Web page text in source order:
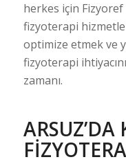
herkes için Fizyoref
fizyoterapi
optimize etmek ve
fizyoterapi
zamanı.
ARSUZ’DA